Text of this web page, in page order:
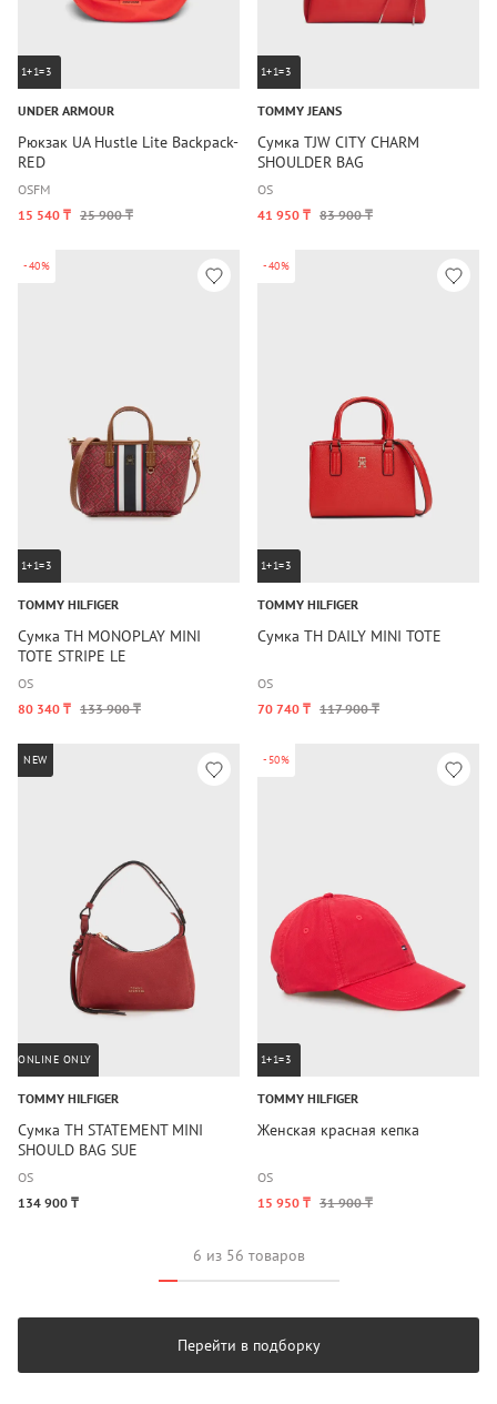
1+1=3
UNDER ARMOUR
Рюкзак UA Hustle Lite Backpack-
RED
OSFM
15 540 ₸ 25 900 ₸
1+1=3
TOMMY JEANS
Сумка TJW CITY CHARM
SHOULDER BAG
OS
41 950 ₸ 83 900 ₸
-40%
1+1=3
TOMMY HILFIGER
Сумка TH MONOPLAY MINI
TOTE STRIPE LE
OS
80 340 ₸ 133 900 ₸
-40%
1+1=3
TOMMY HILFIGER
Сумка TH DAILY MINI TOTE
OS
70 740 ₸ 117 900 ₸
NEW
ONLINE ONLY
TOMMY HILFIGER
Сумка TH STATEMENT MINI
SHOULD BAG SUE
OS
134 900 ₸
-50%
1+1=3
TOMMY HILFIGER
Женская красная кепка
OS
15 950 ₸ 31 900 ₸
6 из 56 товаров
Перейти в подборку